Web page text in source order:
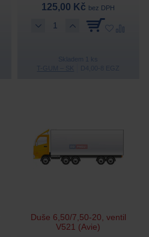
125,00 Kč bez DPH
Skladem 1 ks
Duše 6,50/7,50-20, ventil
V521 (Avie)